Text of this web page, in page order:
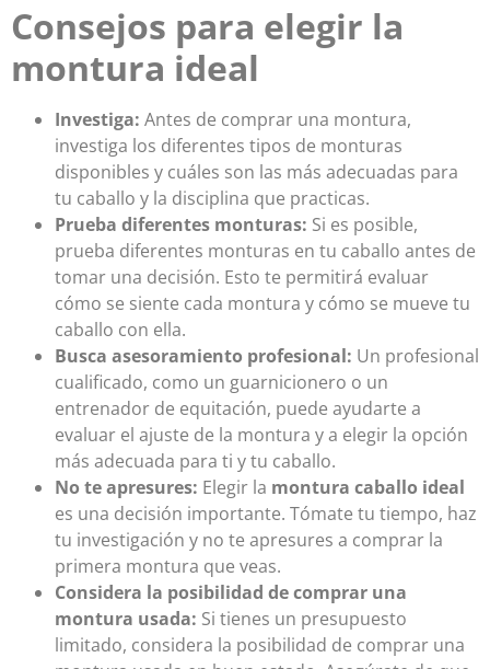
Consejos para elegir la
montura ideal
Investiga: Antes de comprar una montura,
investiga los diferentes tipos de monturas
disponibles y cuáles son las más adecuadas para
tu caballo y la disciplina que practicas.
Prueba diferentes monturas: Si es posible,
prueba diferentes monturas en tu caballo antes de
tomar una decisión. Esto te permitirá evaluar
cómo se siente cada montura y cómo se mueve tu
caballo con ella.
Busca asesoramiento profesional: Un profesional
cualificado, como un guarnicionero o un
entrenador de equitación, puede ayudarte a
evaluar el ajuste de la montura y a elegir la opción
más adecuada para ti y tu caballo.
No te apresures: Elegir la montura caballo ideal
es una decisión importante. Tómate tu tiempo, haz
tu investigación y no te apresures a comprar la
primera montura que veas.
Considera la posibilidad de comprar una
montura usada: Si tienes un presupuesto
limitado, considera la posibilidad de comprar una